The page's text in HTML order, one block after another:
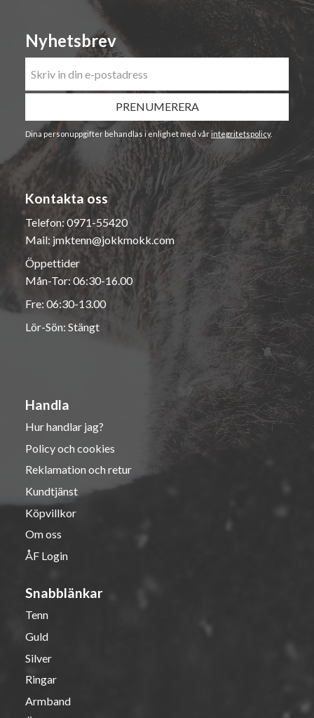
Nyhetsbrev
PRENUMERERA
Dina personuppgifter behandlas i enlighet med vårintegritetspolicy.
Kontakta oss
Telefon: 0971-55420
Mail: jmktenn@jokkmokk.com
Öppettider
Mån-Tor: 06:30-16.00
Fre: 06:30-13.00
Lör-Sön: Stängt
Handla
Hur handlar jag?
Policy och cookies
Reklamation och retur
Kundtjänst
Köpvillkor
Om oss
ÅF Login
Snabblänkar
Tenn
Guld
Silver
Ringar
Armband